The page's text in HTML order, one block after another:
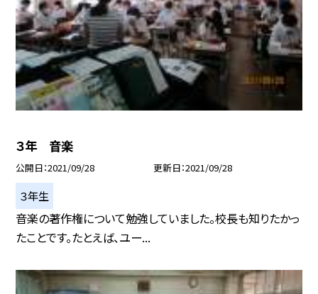
３年 音楽
公開日 2021/09/28 更新日 2021/09/28
３年生
音楽の著作権について勉強していました。校長も知りたかっ
たことです。たとえば、ユー...